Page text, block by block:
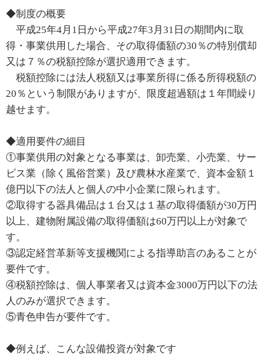
◆制度の概要
平成25年4月1日から平成27年3月31日の期間内に取
得・事業供用した場合、その取得価額の30％の特別償却
又は７％の税額控除が選択適用できます。
税額控除には法人税額又は事業所得に係る所得税額の
20％という制限がありますが、限度超過額は１年間繰り
越せます。
◆適用要件の細目
①事業供用の対象となる事業は、卸売業、小売業、サー
ビス業（除く風俗営業）及び農林水産業で、資本金額１
億円以下の法人と個人の中小企業に限られます。
②取得する器具備品は１台又は１基の取得価額が30万円
以上、建物附属設備の取得価額は60万円以上が対象で
す。
③認定経営革新等支援機関による指導助言のあることが
要件です。
④税額控除は、個人事業者又は資本金3000万円以下の法
人のみが選択できます。
⑤青色申告が要件です。
◆例えば、こんな設備投資が対象です